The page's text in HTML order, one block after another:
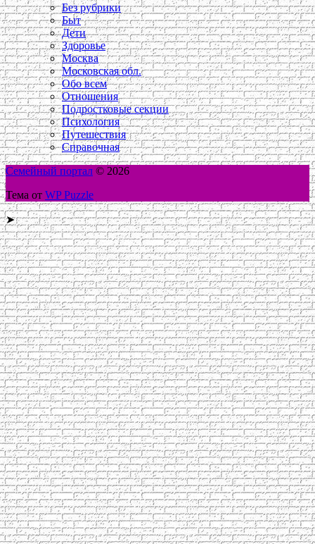
Без рубрики
Быт
Дети
Здоровье
Москва
Московская обл.
Обо всем
Отношения
Подростковые секции
Психология
Путешествия
Справочная
Семейный портал © 2026
Тема от WP Puzzle
➤